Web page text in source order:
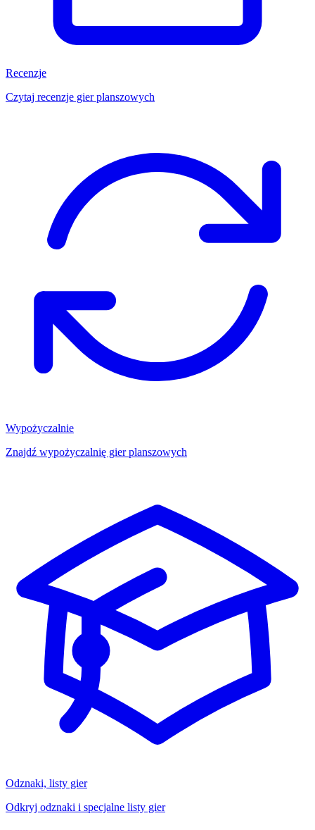
Recenzje
Czytaj recenzje gier planszowych
Wypożyczalnie
Znajdź wypożyczalnię gier planszowych
Odznaki, listy gier
Odkryj odznaki i specjalne listy gier